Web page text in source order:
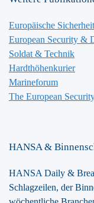
Europäische
European Security &
Soldat & Technik
Hardthöhenkurier
Marineforum
The European
HANSA &
HANSA Daily &
Schlagzeilen, der